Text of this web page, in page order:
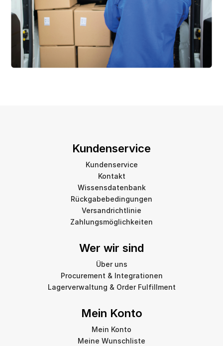
Kundenservice
Kundenservice
Kontakt
Wissensdatenbank
Rückgabebedingungen
Versandrichtlinie
Zahlungsmöglichkeiten
Wer wir sind
Über uns
Procurement & Integrationen
Lagerverwaltung & Order Fulfillment
Mein Konto
Mein Konto
Meine Wunschliste